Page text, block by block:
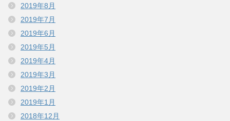
2019年8月
2019年7月
2019年6月
2019年5月
2019年4月
2019年3月
2019年2月
2019年1月
2018年12月